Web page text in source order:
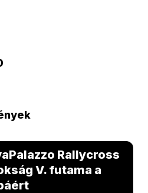
Rallycross
V. futama a